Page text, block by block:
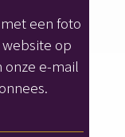
een foto
op
onze e-mail